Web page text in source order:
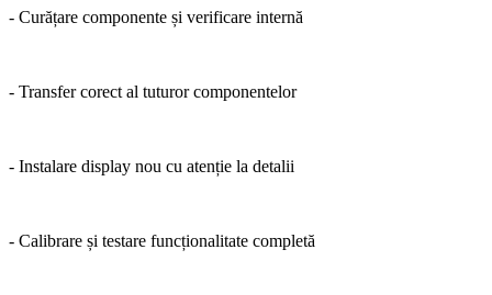
- Curățare componente și verificare internă
- Transfer corect al tuturor componentelor
- Instalare display nou cu atenție la detalii
- Calibrare și testare funcționalitate completă